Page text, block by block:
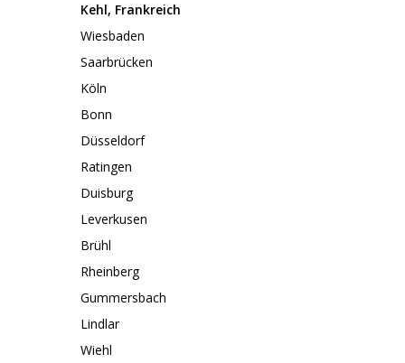
Kehl, Frankreich
Wiesbaden
Saarbrücken
Köln
Bonn
Düsseldorf
Ratingen
Duisburg
Leverkusen
Brühl
Rheinberg
Gummersbach
Lindlar
Wiehl